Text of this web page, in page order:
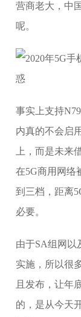
营商老大，中
呢。
事实上支持
内真的不会启
上，而是未来
在5G商用网络
到三档，距离
必要。
由于SA组网以
实施，所以很
且发布，让年
的，是从今天